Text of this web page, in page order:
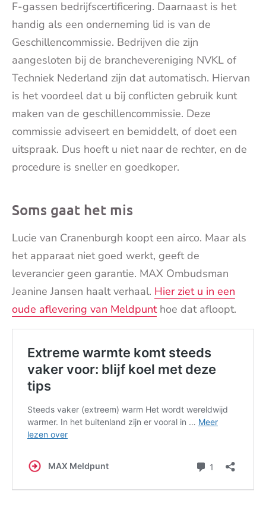
F-gassen bedrijfscertificering. Daarnaast is het
handig als een onderneming lid is van de
Geschillencommissie. Bedrijven die zijn
aangesloten bij de branchevereniging NVKL of
Techniek Nederland zijn dat automatisch. Hiervan
is het voordeel dat u bij conflicten gebruik kunt
maken van de geschillencommissie. Deze
commissie adviseert en bemiddelt, of doet een
uitspraak. Dus hoeft u niet naar de rechter, en de
procedure is sneller en goedkoper.
Soms gaat het mis
Lucie van Cranenburgh koopt een airco. Maar als
het apparaat niet goed werkt, geeft de
leverancier geen garantie. MAX Ombudsman
Jeanine Jansen haalt verhaal. Hier ziet u in een
oude aflevering van Meldpunthoe dat afloopt.